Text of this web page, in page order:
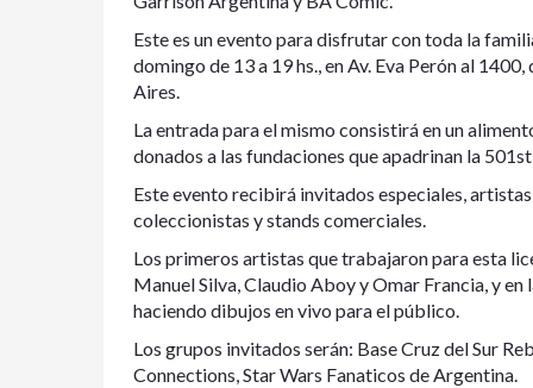
Este es un evento para disfrutar con toda la
domingo de 13 a 19 hs., en Av. Eva Perón al
Aires.
La entrada para el mismo consistirá en un
donados a las fundaciones que apadrinan la
Este evento recibirá invitados especiales,
coleccionistas y stands comerciales.
Los primeros artistas que trabajaron para esta
Manuel Silva, Claudio Aboy y Omar Francia, y
haciendo dibujos en vivo para el público.
Los grupos invitados serán: Base Cruz del Sur
Connections, Star Wars Fanaticos de Argentina.